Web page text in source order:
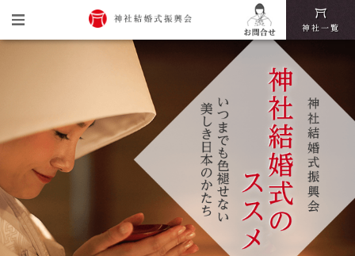
神社結婚式振興会とは
神社結婚式の魅力
挙式・披露宴までの流れ
神社結婚式いろは